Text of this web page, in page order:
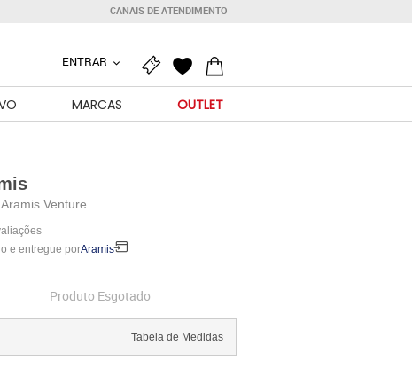
CANAIS DE ATENDIMENTO
ENTRAR
MARCAS OUTLET
Venture
e entregue porAramis
Produto Esgotado
Tabela de Medidas